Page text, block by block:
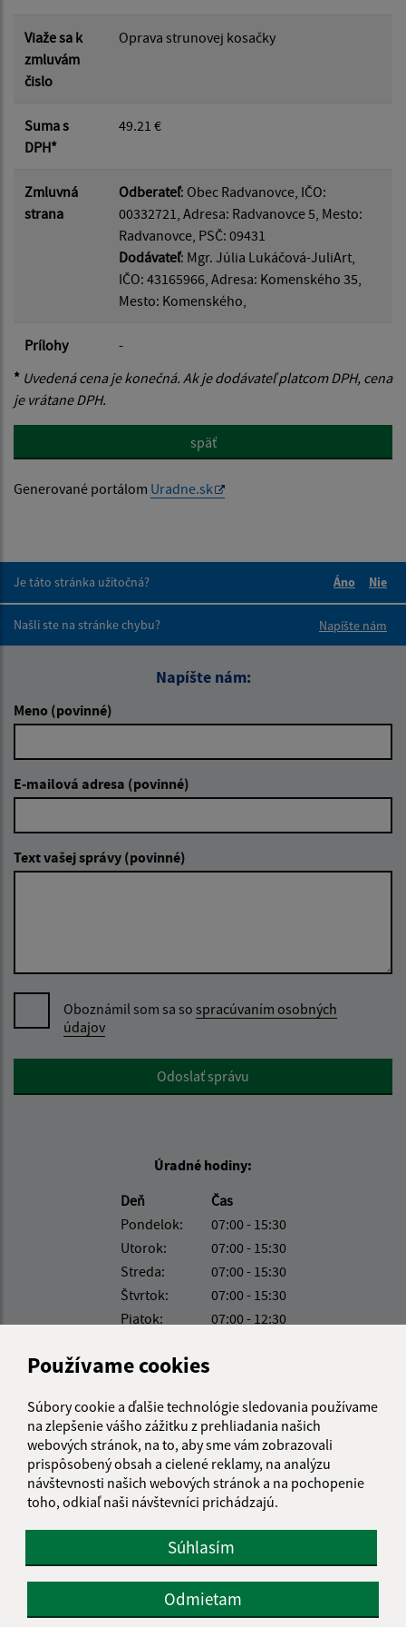
Používame cookies
Súbory cookie a ďalšie technológie sledovania používame
na zlepšenie vášho zážitku z prehliadania našich
webových stránok, na to, aby sme vám zobrazovali
prispôsobený obsah a cielené reklamy, na analýzu
návštevnosti našich webových stránok a na pochopenie
toho, odkiaľ naši návštevníci prichádzajú.
Súhlasím
Odmietam
Viaže sa k
zmluvám
čislo
Oprava strunovej kosačky
Suma s
DPH*
49.21 €
Zmluvná
strana
Odberateľ: Obec Radvanovce, IČO:
00332721, Adresa: Radvanovce 5, Mesto:
Radvanovce, PSČ: 09431
Dodávateľ: Mgr. Júlia Lukáčová-JuliArt,
IČO: 43165966, Adresa: Komenského 35,
Mesto: Komenského,
Prílohy
-
* Uvedená cena je konečná. Ak je dodávateľ platcom DPH, cena
je vrátane DPH.
späť
Generované portálom Uradne.sk
Je táto stránka užitočná?
Áno
Nie
Našli ste na stránke chybu?
Napíšte nám
Napíšte nám:
Meno (povinné)
E-mailová adresa (povinné)
Text vašej správy (povinné)
Oboznámil som sa so spracúvaním osobných
údajov
Google reCaptcha ResponseOdoslať správu
Úradné hodiny:
Deň
Čas
Pondelok:
07:00 - 15:30
Utorok:
07:00 - 15:30
Streda:
07:00 - 15:30
Štvrtok:
07:00 - 15:30
Piatok:
07:00 - 12:30
Kontakt:
Radvanovce 5
094 31 Hanušovce nad Topľou
info@obecradvanovce.sk
+421 574 452 232